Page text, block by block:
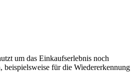
um das Einkaufserlebnis noch
beispielsweise für die Wiedererkennung